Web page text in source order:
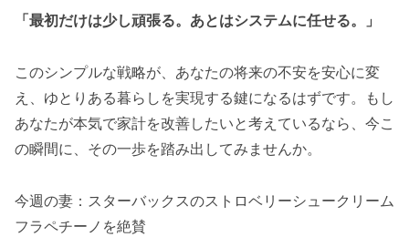
「最初だけは少し頑張る。あとはシステムに任せる。」
このシンプルな戦略が、あなたの将来の不安を安心に変
え、ゆとりある暮らしを実現する鍵になるはずです。もし
あなたが本気で家計を改善したいと考えているなら、今こ
の瞬間に、その一歩を踏み出してみませんか。
今週の妻：スターバックスのストロベリーシュークリーム
フラペチーノを絶賛